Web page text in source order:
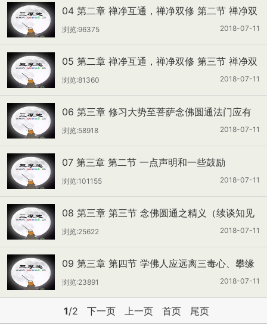
04 第二章 禅净互通，禅净双修 第二节 禅净双
修之事例
2018-07-11
浏览:96375
05 第二章 禅净互通，禅净双修 第三节 禅净双
修略述
2018-07-11
浏览:81360
06 第三章 修习大势至菩萨念佛圆通法门应有
之知见
2018-07-11
浏览:58918
07 第三章 第二节 一点声明和一些鼓励
2018-07-11
浏览:101155
08 第三章 第三节 念佛圆通之精义（续谈知见
之一）
2018-07-11
浏览:25622
09 第三章 第四节 学佛人应远离三毒心、攀缘
心、觉观心（续谈知见之二）
2018-07-11
浏览:23891
1/2 下一页 上一页 首页 尾页